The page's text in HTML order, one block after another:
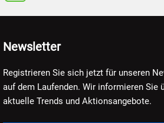
Newsletter
Registrieren Sie sich jetzt für unseren
auf dem Laufenden. Wir informieren Sie
aktuelle Trends und Aktionsangebote.